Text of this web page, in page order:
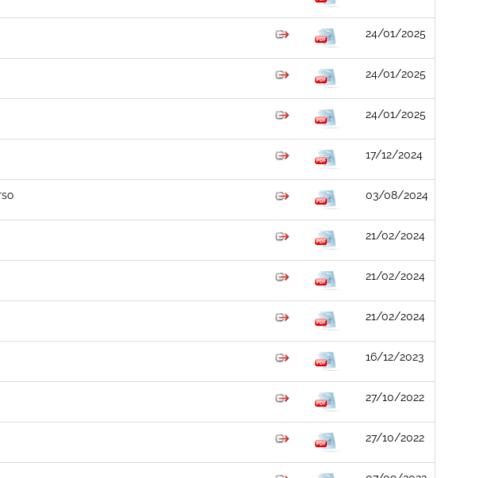
24/01/2025
24/01/2025
24/01/2025
17/12/2024
03/08/2024
21/02/2024
21/02/2024
21/02/2024
16/12/2023
27/10/2022
27/10/2022